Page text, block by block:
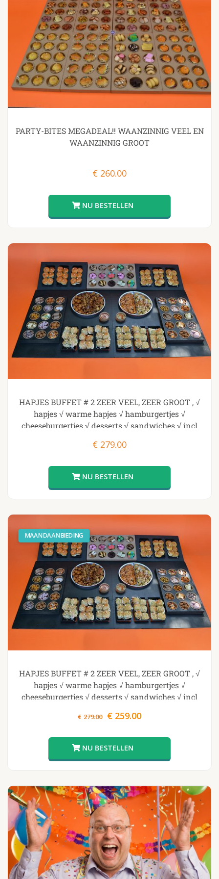
PARTY-BITES MEGADEAL!! WAANZINNIG VEEL EN
WAANZINNIG GROOT
€ 260.00
HAPJES BUFFET # 2 ZEER VEEL, ZEER GROOT , √
hapjes √ warme hapjes √ hamburgertjes √
cheeseburgertjes √ desserts √ sandwiches √ incl
BESTE ONLINE PRODUCT FOOD
€ 279.00
MAANDAANBIEDING
HAPJES BUFFET # 2 ZEER VEEL, ZEER GROOT , √
hapjes √ warme hapjes √ hamburgertjes √
cheeseburgertjes √ desserts √ sandwiches √ incl
BESTE ONLINE PRODUCT FOOD
€ 279.00
Oorspronkelijke
€ 259.00Huidige
€259.00.